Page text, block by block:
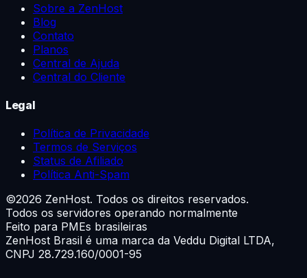
Sobre a ZenHost
Blog
Contato
Planos
Central de Ajuda
Central do Cliente
Legal
Política de Privacidade
Termos de Serviços
Status de Afiliado
Política Anti-Spam
©2026 ZenHost. Todos os direitos reservados.
Todos os servidores operando normalmente
Feito para PMEs brasileiras
ZenHost Brasil é uma marca da Veddu Digital LTDA,
CNPJ 28.729.160/0001-95